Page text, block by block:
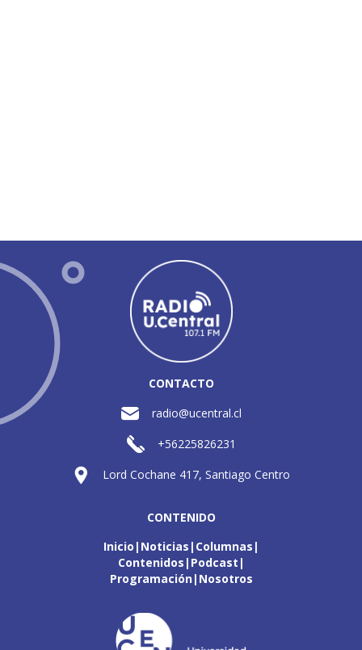
CONTACTO
radio@ucentral.cl
+56225826231
Lord Cochane 417, Santiago Centro
CONTENIDO
Inicio Noticias Columnas
Contenidos Podcast
Programación Nosotros